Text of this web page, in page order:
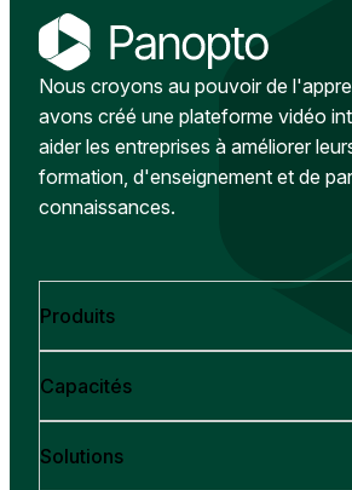
Nous croyons au pouvoir de
avons créé une plateforme vidéo
aider les entreprises à améliorer
formation, d'enseignement et de
connaissances.
Produits
Capacités
Solutions